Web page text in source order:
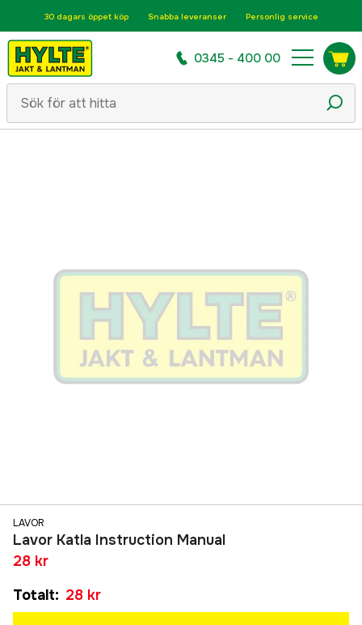
30 dagars öppet köp Snabba leveranser Personlig service
0345 - 400 00
LAVOR
Lavor Katla Instruction Manual
28 kr
Totalt: 28 kr